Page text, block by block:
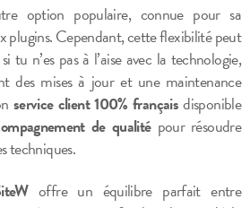
option populaire, connue pour sa
plugins. Cependant, cette flexibilité peut
tu n’es pas à l’aise avec la technologie,
des mises à jour et une maintenance
service client 100% françaisdisponible
de qualitépour résoudre
techniques.
offre un équilibre parfait entre